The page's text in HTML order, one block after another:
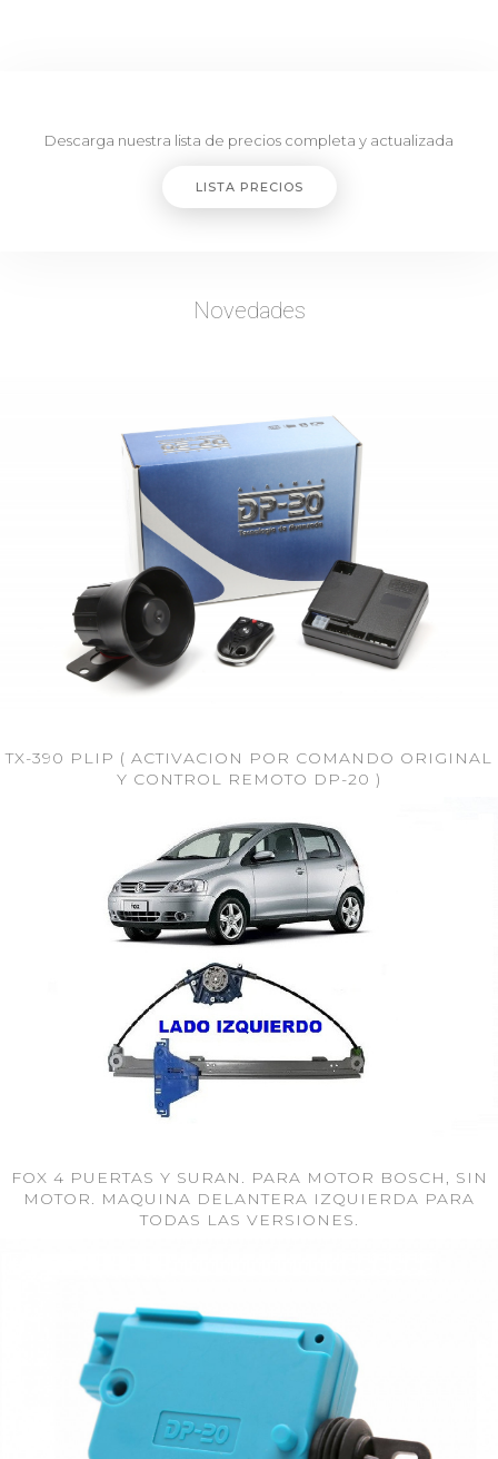
Descarga nuestra lista de precios completa y actualizada
LISTA PRECIOS
Novedades
TX-390 PLIP ( ACTIVACION POR COMANDO ORIGINAL
Y CONTROL REMOTO DP-20 )
FOX 4 PUERTAS Y SURAN. PARA MOTOR BOSCH, SIN
MOTOR. MAQUINA DELANTERA IZQUIERDA PARA
TODAS LAS VERSIONES.